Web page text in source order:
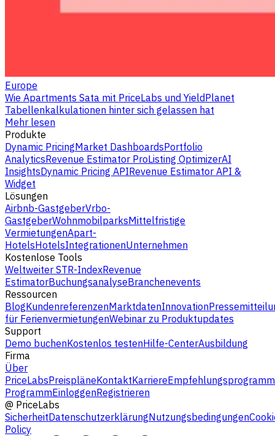
Europe
Wie Apartments Sata mit PriceLabs und YieldPlanet
Tabellenkalkulationen hinter sich gelassen hat
Mehr lesen
Produkte
Dynamic PricingMarket DashboardsPortfolio
AnalyticsRevenue Estimator ProListing OptimizerAI
InsightsDynamic Pricing APIRevenue Estimator API &
Widget
Lösungen
Airbnb-GastgeberVrbo-
GastgeberWohnmobilparksMittelfristige
VermietungenApart-
HotelsHotelsIntegrationenUnternehmen
Kostenlose Tools
Weltweiter STR-IndexRevenue
EstimatorBuchungsanalyseBranchenevents
Ressourcen
BlogKundenreferenzenMarktdatenInnovation
für FerienvermietungenWebinar zu Produktupdates
Support
Demo buchenKostenlos testenHilfe-CenterAusbildung
Firma
Über
PriceLabsPreispläneKontaktKarriereEmpfehlungsprogramm
ProgrammEinloggenRegistrieren
@ PriceLabs
SicherheitDatenschutzerklärungNutzungsbedingungen
Policy